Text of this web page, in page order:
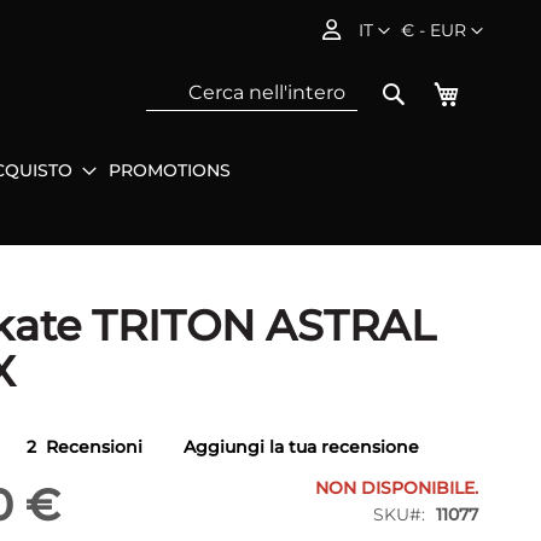
Valuta
€ - EUR
Lingua
IT
Carrello
Search
PROMOTIONS
TRITON ASTRAL
2 Recensioni Aggiungi la tua recensione
€
NON DISPONIBILE.
SKU
11077